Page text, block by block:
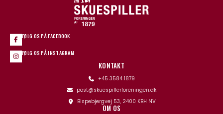
FØLG OS PÅ FACEBOOK
FØLG OS PÅ INSTAGRAM
KONTAKT
+45 3584 1879
post@skuespillerforeningen.dk
Bispebjergvej 53, 2400 KBH NV
OM OS